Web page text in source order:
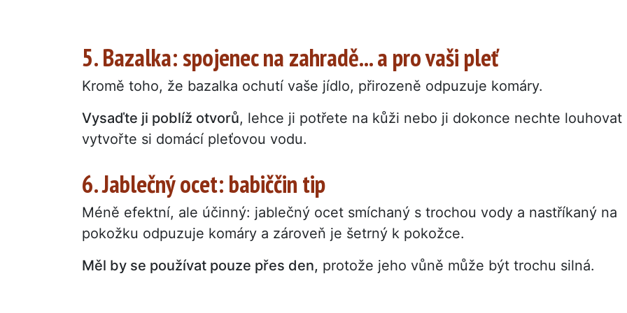
5. Bazalka: spojenec na zahradě... a pro vaši pleť
Kromě toho, že bazalka ochutí vaše jídlo, přirozeně odpuzuje komáry.
Vysaďte ji poblíž otvorů, lehce ji potřete na kůži nebo ji dokonce nechte louhovat
vytvořte si domácí pleťovou vodu.
6. Jablečný ocet: babiččin tip
Méně efektní, ale účinný: jablečný ocet smíchaný s trochou vody a nastříkaný na
pokožku odpuzuje komáry a zároveň je šetrný k pokožce.
Měl by se používat pouze přes den, protože jeho vůně může být trochu silná.